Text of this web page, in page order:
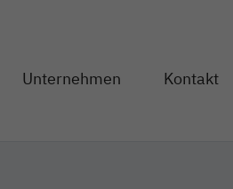
Unternehmen Kontakt